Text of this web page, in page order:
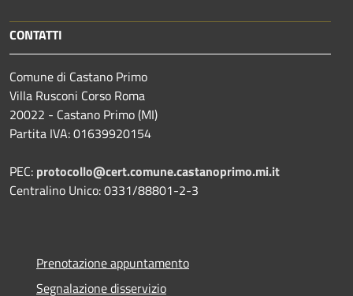
CONTATTI
Comune di Castano Primo
Villa Rusconi Corso Roma
20022 - Castano Primo (MI)
Partita IVA: 01639920154
PEC: protocollo@cert.comune.castanoprimo.mi.it
Centralino Unico: 0331/88801-2-3
Prenotazione appuntamento
Segnalazione disservizio